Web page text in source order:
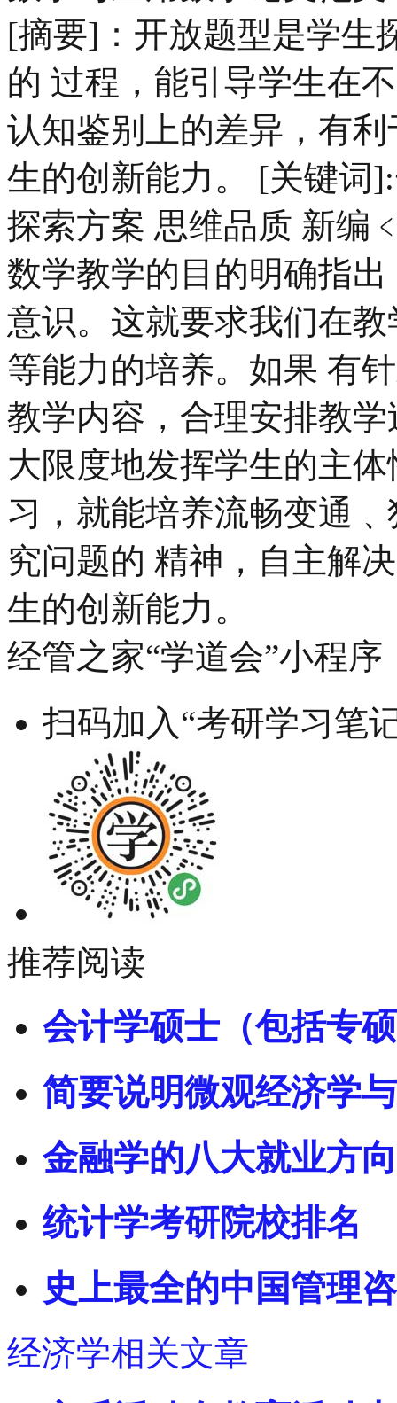
[摘要]：开放题型是学生
的 过程，能引导学生在
认知鉴别上的差异，有
生的创新能力。 [关键词
探索方案 思维品质 新编
数学教学的目的明确指
意识。这就要求我们在
等能力的培养。如果 有
教学内容，合理安排教
大限度地发挥学生的主
习，就能培养流畅变通
究问题的 精神，自主解
生的创新能力。
经管之家“学道会”小程序
扫码加入“考研学习笔
推荐阅读
会计学硕士（包括专
简要说明微观经济学
金融学的八大就业方
统计学考研院校排名
史上最全的中国管理
经济学相关文章